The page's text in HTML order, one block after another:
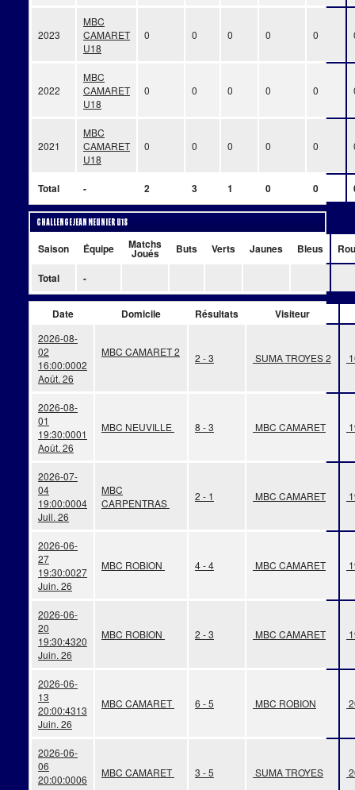
2023
MBC
CAMARET
U18
0 0 0 0 0
2022
MBC
CAMARET
U18
0 0 0 0 0
2021
MBC
CAMARET
U18
0 0 0 0 0
Total - 2 3 1 0 0
Challenge Jean Meunier U18
Saison Équipe Matchs
Joués Buts Verts Jaunes Bleus
Total -
Date Domicile Résultats Visiteur
2026-08-
02
16:00:0002
Août. 26
MBC CAMARET 2 2 - 3 SUMA TROYES 2
2026-08-
01
19:30:0001
Août. 26
MBC NEUVILLE 8 - 3 MBC CAMARET
2026-07-
04
19:00:0004
Juil. 26
MBC
CARPENTRAS
2 - 1 MBC CAMARET
2026-06-
27
19:30:0027
Juin. 26
MBC ROBION 4 - 4 MBC CAMARET
2026-06-
20
19:30:4320
Juin. 26
MBC ROBION 2 - 3 MBC CAMARET
2026-06-
13
20:00:4313
Juin. 26
MBC CAMARET 6 - 5 MBC ROBION
2026-06-
06
20:00:0006
MBC CAMARET 3 - 5 SUMA TROYES